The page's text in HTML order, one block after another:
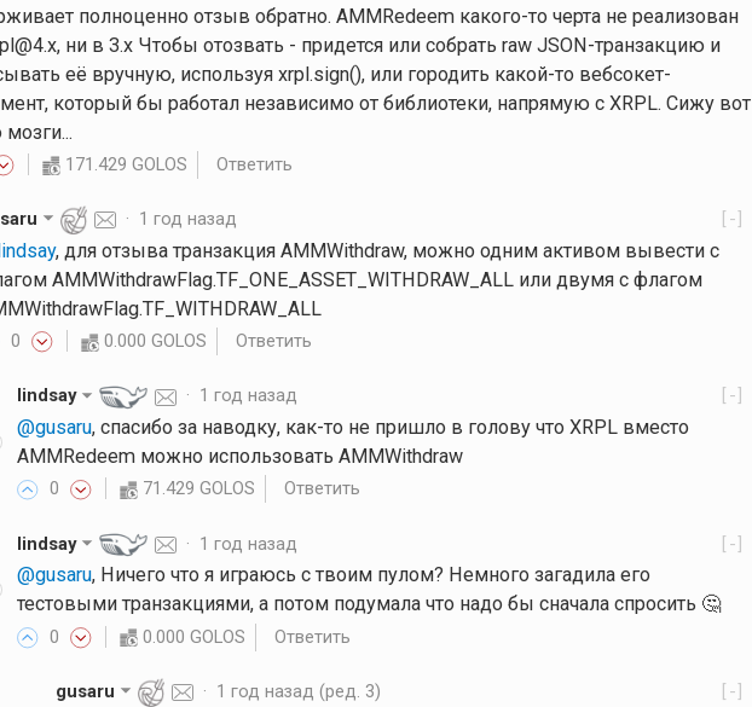
полноценно отзыв обратно. AMMRedeem какого-то черта не реализован
ни в 3.x Чтобы отозвать - придется или собрать raw JSON-транзакцию и
её вручную, используя xrpl.sign(), или городить какой-то вебсокет-
который бы работал независимо от библиотеки, напрямую с XRPL. Сижу вот
171.429 GOLOS Ответить
[-]
· 1 год назад
, для отзыва транзакция AMMWithdraw, можно одним активом вывести с
AMMWithdrawFlag.TF_ONE_ASSET_WITHDRAW_ALL или двумя с флагом
0 0.000 GOLOS Ответить
[-]
lindsay · 1 год назад
@gusaru, спасибо за наводку, как-то не пришло в голову что XRPL вместо
AMMRedeem можно использовать AMMWithdraw
0 71.429 GOLOS Ответить
[-]
lindsay · 1 год назад
@gusaru, Ничего что я играюсь с твоим пулом? Немного загадила его
тестовыми транзакциями, а потом подумала что надо бы сначала спросить 🤔
0 0.000 GOLOS Ответить
[-]
gusaru · 1 год назад (ред. 3)